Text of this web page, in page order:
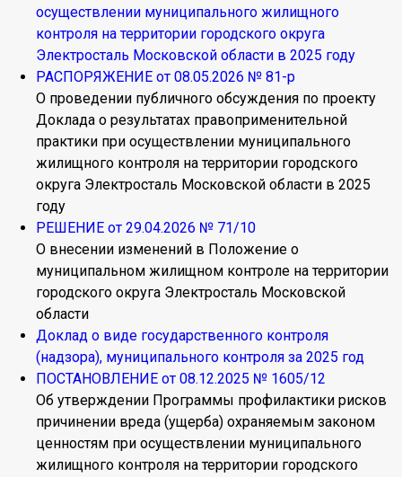
осуществлении муниципального жилищного
контроля на территории городского округа
Электросталь Московской области в 2025 году
РАСПОРЯЖЕНИЕ от 08.05.2026 № 81-р
О проведении публичного обсуждения по проекту
Доклада о результатах правоприменительной
практики при осуществлении муниципального
жилищного контроля на территории городского
округа Электросталь Московской области в 2025
году
РЕШЕНИЕ от 29.04.2026 № 71/10
О внесении изменений в Положение о
муниципальном жилищном контроле на территории
городского округа Электросталь Московской
области
Доклад о виде государственного контроля
(надзора), муниципального контроля за 2025 год
ПОСТАНОВЛЕНИЕ от 08.12.2025 № 1605/12
Об утверждении Программы профилактики рисков
причинении вреда (ущерба) охраняемым законом
ценностям при осуществлении муниципального
жилищного контроля на территории городского